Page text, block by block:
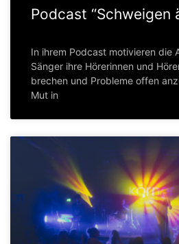
Podcast “Schweigen
In ihrem Podcast motivieren die
Sänger ihre Hörerinnen und
brechen und Probleme offen
Mut in